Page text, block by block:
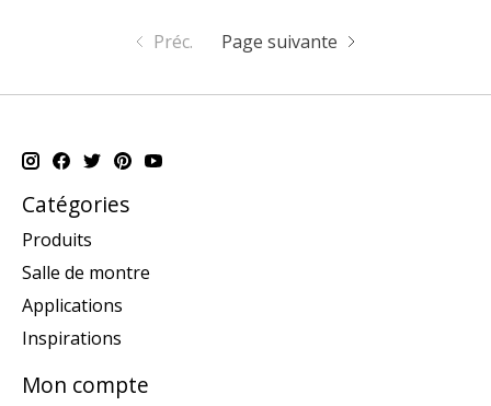
Préc. Page suivante
Catégories
Produits
Salle de montre
Applications
Inspirations
Mon compte